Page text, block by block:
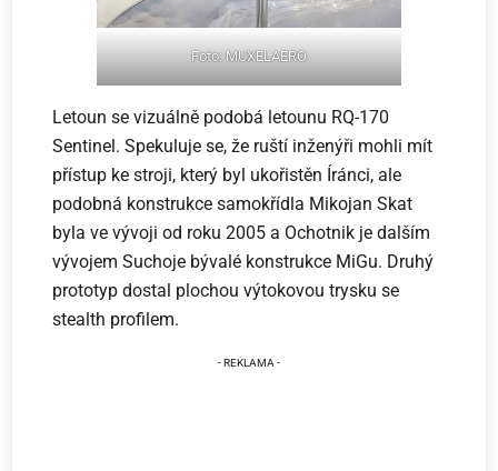
Foto: MUXELAERO
Letoun se vizuálně podobá letounu RQ-170
Sentinel. Spekuluje se, že ruští inženýři mohli mít
přístup ke stroji, který byl ukořistěn Íránci, ale
podobná konstrukce samokřídla Mikojan Skat
byla ve vývoji od roku 2005 a Ochotnik je dalším
vývojem Suchoje bývalé konstrukce MiGu. Druhý
prototyp dostal plochou výtokovou trysku se
stealth profilem.